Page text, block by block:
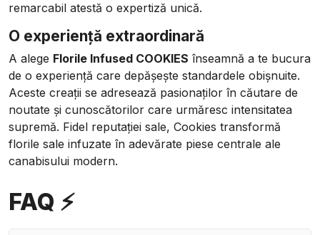
remarcabil atestă o expertiză unică.
O experiență extraordinară
A alege Florile Infused COOKIES înseamnă a te bucura
de o experiență care depășește standardele obișnuite.
Aceste creații se adresează pasionaților în căutare de
noutate și cunoscătorilor care urmăresc intensitatea
supremă. Fidel reputației sale, Cookies transformă
florile sale infuzate în adevărate piese centrale ale
canabisului modern.
FAQ ⚡